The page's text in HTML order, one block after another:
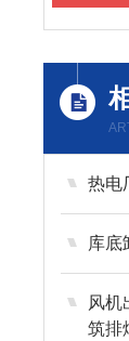
热电
库底
风机
筑排